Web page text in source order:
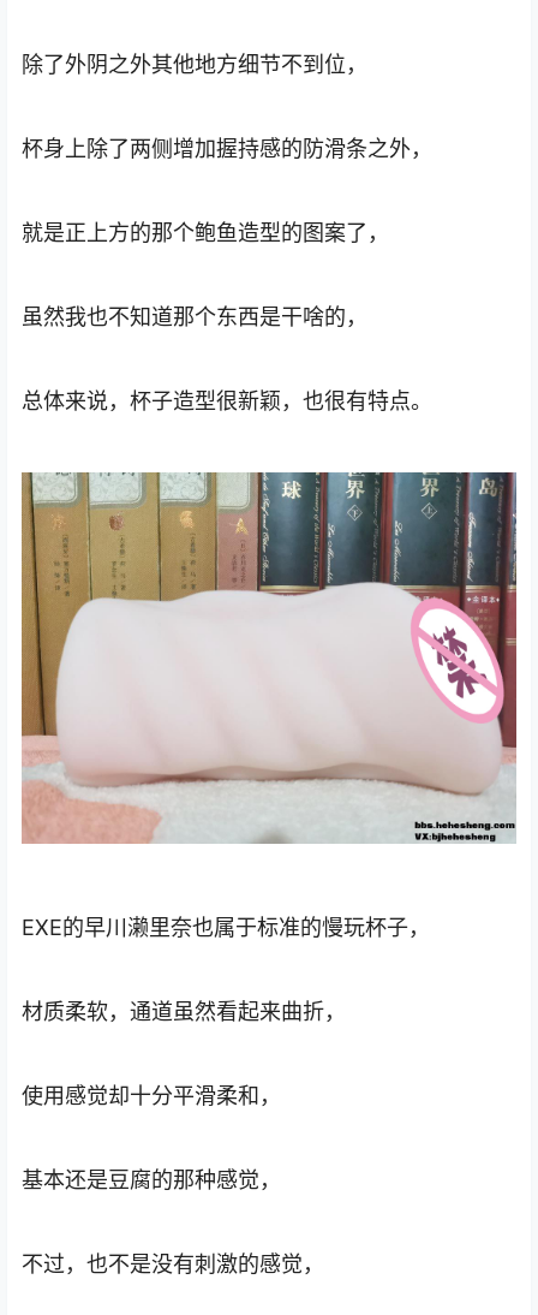
除了外阴之外其他地方细节不到位，
杯身上除了两侧增加握持感的防滑条之外，
就是正上方的那个鲍鱼造型的图案了，
虽然我也不知道那个东西是干啥的，
总体来说，杯子造型很新颖，也很有特点。
EXE的早川濑里奈也属于标准的慢玩杯子，
材质柔软，通道虽然看起来曲折，
使用感觉却十分平滑柔和，
基本还是豆腐的那种感觉，
不过，也不是没有刺激的感觉，